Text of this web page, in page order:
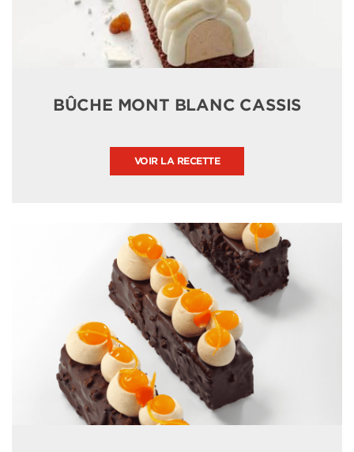
BÛCHE MONT BLANC CASSIS
VOIR LA RECETTE